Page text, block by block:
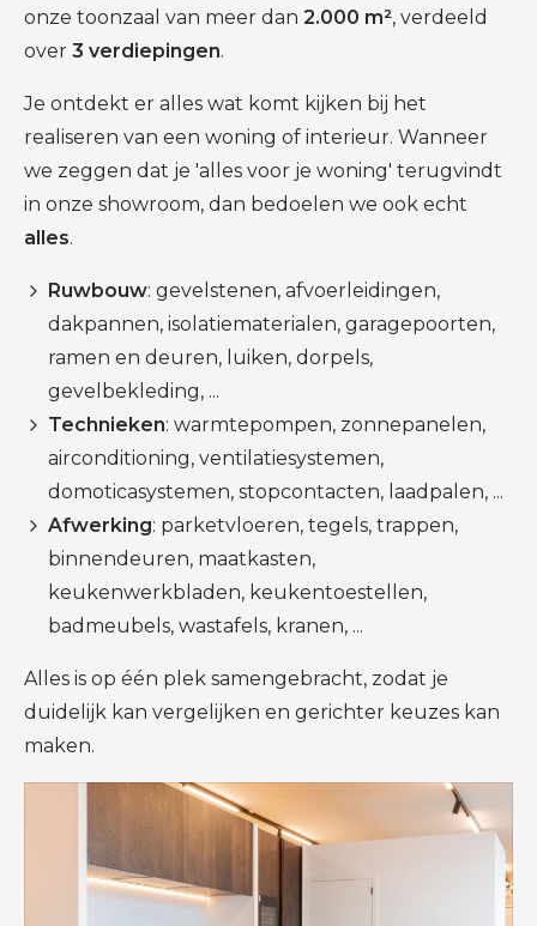
onze toonzaal van meer dan 2.000 m², verdeeld
over 3 verdiepingen.
Je ontdekt er alles wat komt kijken bij het
realiseren van een woning of interieur. Wanneer
we zeggen dat je 'alles voor je woning' terugvindt
in onze showroom, dan bedoelen we ook echt
alles.
Ruwbouw: gevelstenen, afvoerleidingen,
dakpannen, isolatiematerialen, garagepoorten,
ramen en deuren, luiken, dorpels,
gevelbekleding, ...
Technieken: warmtepompen, zonnepanelen,
airconditioning, ventilatiesystemen,
domoticasystemen, stopcontacten, laadpalen, ...
Afwerking: parketvloeren, tegels, trappen,
binnendeuren, maatkasten,
keukenwerkbladen, keukentoestellen,
badmeubels, wastafels, kranen, ...
Alles is op één plek samengebracht, zodat je
duidelijk kan vergelijken en gerichter keuzes kan
maken.